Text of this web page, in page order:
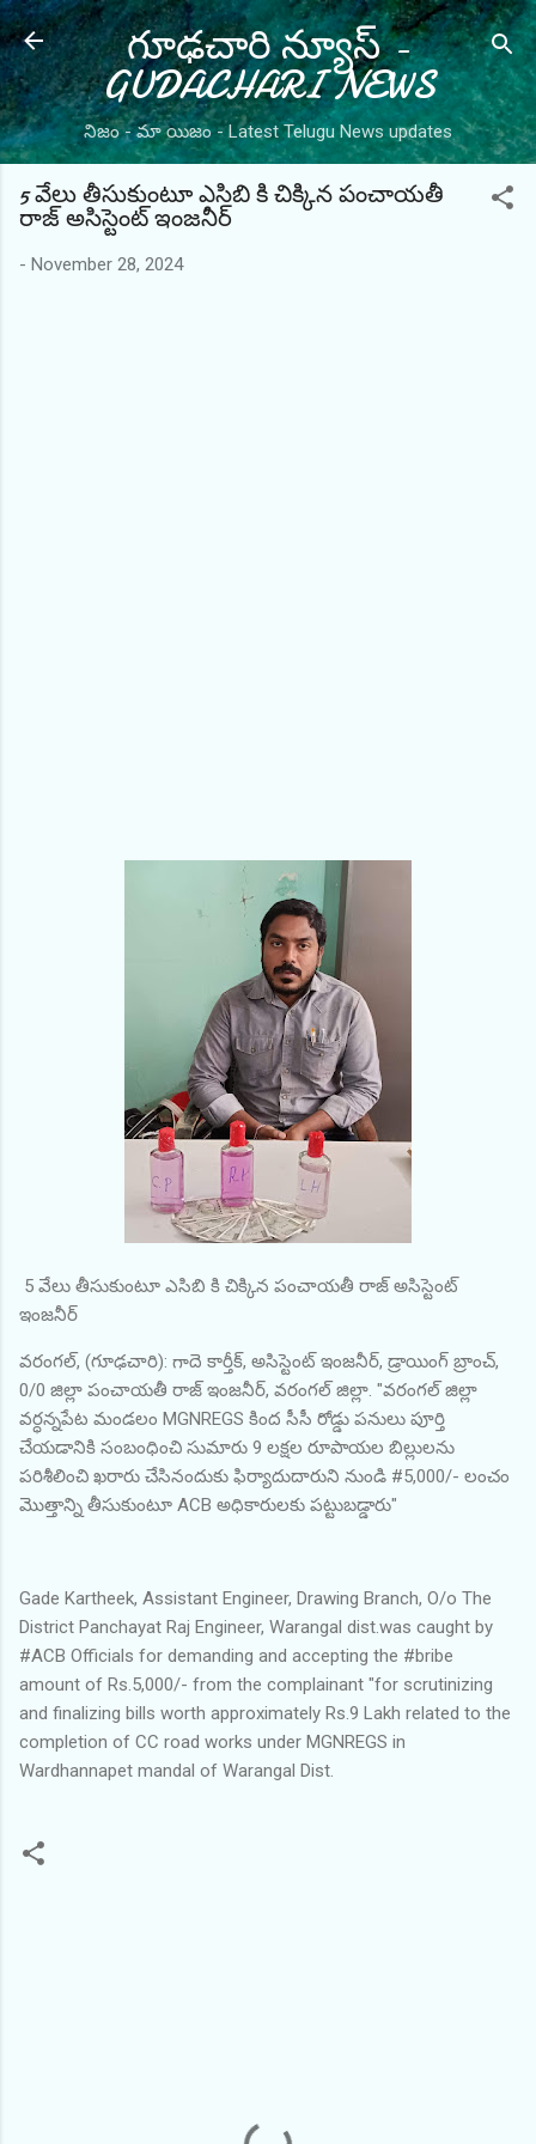
Skip to main content
గూఢచారి న్యూస్ -
GUDACHARI NEWS
నిజం - మా యిజం - Latest Telugu News updates
5 వేలు తీసుకుంటూ ఎసిబి కి చిక్కిన పంచాయతీ
రాజ్ అసిస్టెంట్ ఇంజనీర్
- November 28, 2024
5 వేలు తీసుకుంటూ ఎసిబి కి చిక్కిన పంచాయతీ రాజ్ అసిస్టెంట్
ఇంజనీర్
వరంగల్, (గూఢచారి): గాదె కార్తీక్, అసిస్టెంట్ ఇంజనీర్, డ్రాయింగ్ బ్రాంచ్,
0/0 జిల్లా పంచాయతీ రాజ్ ఇంజనీర్, వరంగల్ జిల్లా. "వరంగల్ జిల్లా
వర్ధన్నపేట మండలం MGNREGS కింద సీసీ రోడ్డు పనులు పూర్తి
చేయడానికి సంబంధించి సుమారు 9 లక్షల రూపాయల బిల్లులను
పరిశీలించి ఖరారు చేసినందుకు ఫిర్యాదుదారుని నుండి #5,000/- లంచం
మొత్తాన్ని తీసుకుంటూ ACB అధికారులకు పట్టుబడ్డారు"
Gade Kartheek, Assistant Engineer, Drawing Branch, O/o The
District Panchayat Raj Engineer, Warangal dist.was caught by
#ACB Officials for demanding and accepting the #bribe
amount of Rs.5,000/- from the complainant "for scrutinizing
and finalizing bills worth approximately Rs.9 Lakh related to the
completion of CC road works under MGNREGS in
Wardhannapet mandal of Warangal Dist.